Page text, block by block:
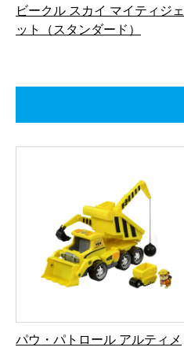
ビークル スカイ マイティジェ
ット（スタンダード）
パウ・パトロール アルティメ